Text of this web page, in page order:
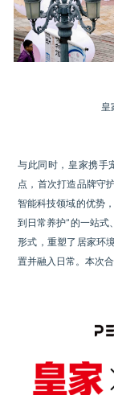
皇
与此同时，皇家携手
点，首次打造品牌守
智能科技领域的优势
到日常养护”的一站式
形式，重塑了居家环
置并融入日常。本次